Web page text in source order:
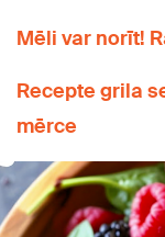
Mēli var norīt!
Recepte grila
mērce